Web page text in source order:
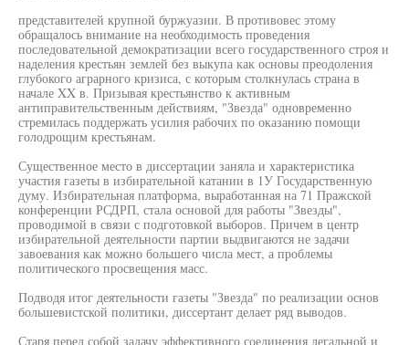
представителей крупной буржуазии. В противовес этому
обращалось внимание на необходимость проведения
последовательной демократизации всего государственного строя и
наделения крестьян землей без выкупа как основы преодоления
глубокого аграрного кризиса, с которым столкнулась страна в
начале XX в. Призывая крестьянство к активным
антиправительственным действиям, "Звезда" одновременно
стремилась поддержать усилия рабочих по оказанию помощи
голодрощим крестьянам.
Существенное место в диссертации заняла и характеристика
участия газеты в избирательной катании в 1У Государственную
думу. Избирательная платформа, выработанная на 71 Пражской
конференции РСДРП, стала основой для работы "Звезды",
проводимой в связи с подготовкой выборов. Причем в центр
избирательной деятельности партии выдвигаются не задачи
завоевания как можно большего числа мест, а проблемы
политического просвещения масс.
Подводя итог деятельности газеты "Звезда" по реализации основ
большевистской политики, диссертант делает ряд выводов.
Старя перед собой задачу эффективного соединения легальной и